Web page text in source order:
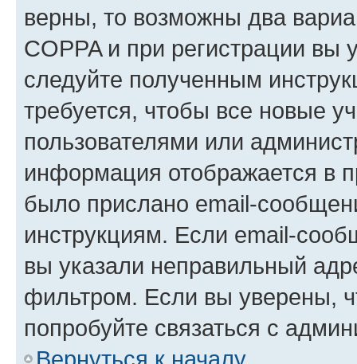
верны, то возможны два
COPPA и при регистрации вы
следуйте полученным
требуется, чтобы все новые
пользователями или
информация отображается в
было прислано email-
инструкциям. Если email-
вы указали неправильный
фильтром. Если вы уверены,
попробуйте связаться с
Вернуться к началу